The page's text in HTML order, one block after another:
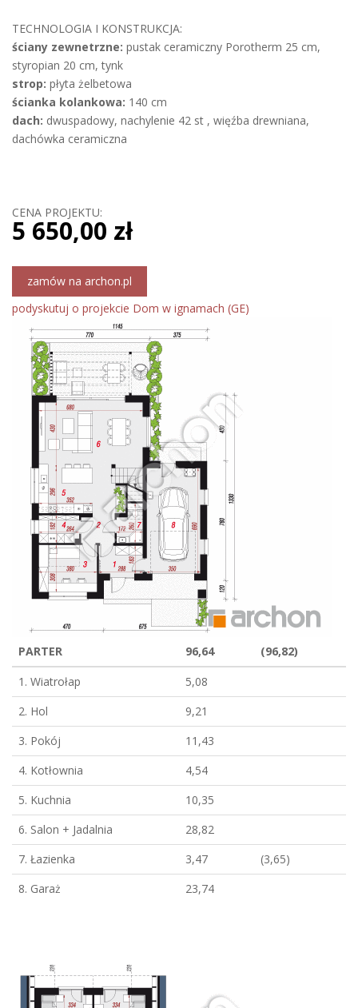
TECHNOLOGIA I KONSTRUKCJA:
ściany zewnetrzne: pustak ceramiczny Porotherm 25 cm,
styropian 20 cm, tynk
strop: płyta żelbetowa
ścianka kolankowa: 140 cm
dach: dwuspadowy, nachylenie 42 st , więźba drewniana,
dachówka ceramiczna
CENA PROJEKTU:
5 650,00 zł
zamów na archon.pl
podyskutuj o projekcie Dom w ignamach (GE)
PARTER 96,64
(96,82)
1. Wiatrołap
5,08
2. Hol
9,21
3. Pokój
11,43
4. Kotłownia
4,54
5. Kuchnia
10,35
6. Salon + Jadalnia
28,82
7. Łazienka
3,47
(3,65)
8. Garaż
23,74